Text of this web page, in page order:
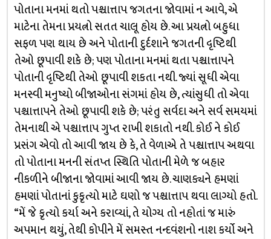
પોતાના મનમાં થતો પશ્ચાત્તાપ જગતના જોવામાં ન આવે, એ
માટેના તેમના પ્રયત્નો સતત ચાલૂ હોય છે. આ પ્રયત્નો બહુધા
સફળ પણ થાય છે અને પોતાની દુર્દશાને જગતની દૃષ્ટિથી
તેઓ છૂપાવી શકે છે; પણ પોતાના મનમાં થતા પશ્ચાત્તાપને
પોતાની દૃષ્ટિથી તેઓ છૂપાવી શકતા નથી. જ્યાં સૂધી એવા
મનસ્વી મનુષ્યો બીજાઓના સંગમાં હોય છે, ત્યાંસુધી તો એવા
પશ્ચાત્તાપને તેઓ છૂપાવી શકે છે; પરંતુ સર્વદા અને સર્વ સમયમાં
તેમનાથી એ પશ્ચાત્તાપ ગુપ્ત રાખી શકાતો નથી. કોઈ ને કોઈ
પ્રસંગ એવો તો આવી જાય છે કે, તે વેળાએ તે પશ્ચાત્તાપ અથવા
તો પોતાના મનની સંતપ્ત સ્થિતિ પોતાની મેળે જ બહાર
નીકળીને બીજાના જોવામાં આવી જાય છે. ચાણક્યને હમણાં
હમણાં પોતાનાં કુકૃત્યો માટે ઘણો જ પશ્ચાત્તાપ થવા લાગ્યો હતો.
“મેં જે કૃત્યો કર્યા અને કરાવ્યાં, તે યોગ્ય તો નહોતાં જ મારું
અપમાન થયું, તેથી કોપીને મેં સમસ્ત નન્દવંશનો નાશ કર્યો અને